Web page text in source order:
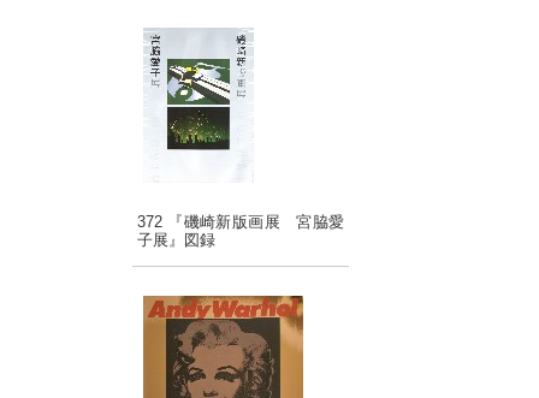
372 『磯崎新版画展 宮脇愛
子展』図録